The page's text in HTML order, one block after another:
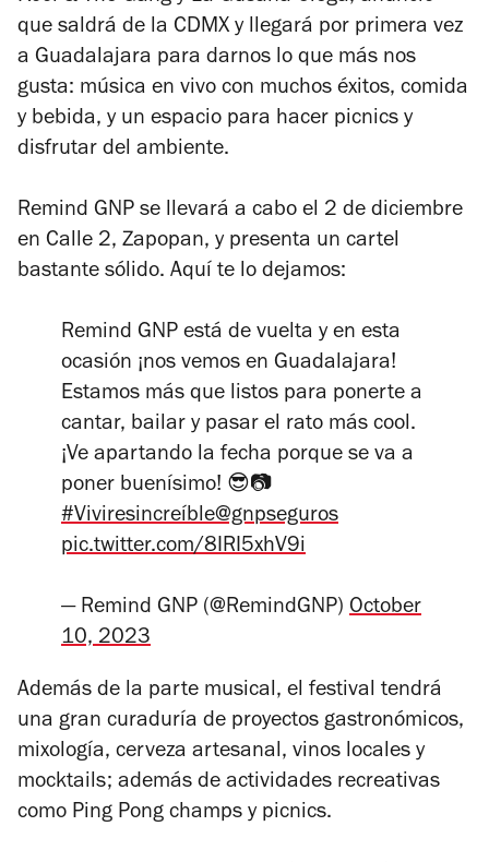
que saldrá de la CDMX y llegará por primera vez
a Guadalajara para darnos lo que más nos
gusta: música en vivo con muchos éxitos, comida
y bebida, y un espacio para hacer picnics y
disfrutar del ambiente.
Remind GNP se llevará a cabo el 2 de diciembre
en Calle 2, Zapopan, y presenta un cartel
bastante sólido. Aquí te lo dejamos:
Remind GNP está de vuelta y en esta
ocasión ¡nos vemos en Guadalajara!
Estamos más que listos para ponerte a
cantar, bailar y pasar el rato más cool.
¡Ve apartando la fecha porque se va a
poner buenísimo! 😎📷
#Viviresincreíble@gnpseguros
pic.twitter.com/8IRI5xhV9i
— Remind GNP (@RemindGNP) October
10, 2023
Además de la parte musical, el festival tendrá
una gran curaduría de proyectos gastronómicos,
mixología, cerveza artesanal, vinos locales y
mocktails; además de actividades recreativas
como Ping Pong champs y picnics.